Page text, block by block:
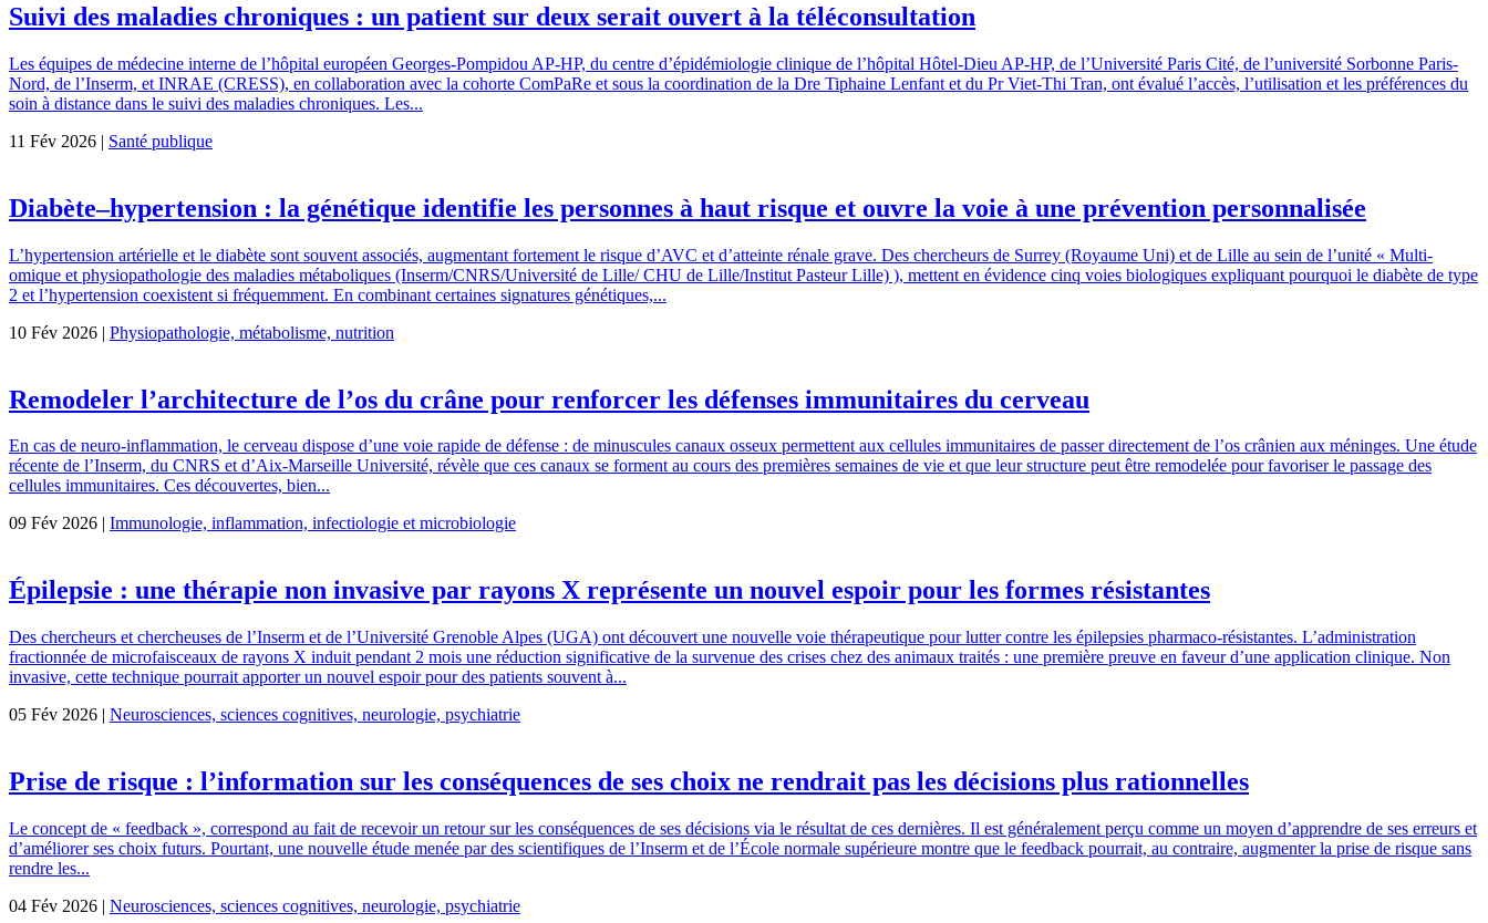
Suivi des maladies chroniques : un patient sur deux serait ouvert à la téléconsultation
Les équipes de médecine interne de l’hôpital européen Georges-Pompidou AP-HP, du centre d’épidémiologie clinique de l’hôpital Hôtel-Dieu AP-HP, de l’Université Paris Cité, de l’université Sorbonne Paris-
Nord, de l’Inserm, et INRAE (CRESS), en collaboration avec la cohorte ComPaRe et sous la coordination de la Dre Tiphaine Lenfant et du Pr Viet-Thi Tran, ont évalué l’accès, l’utilisation et les préférences du
soin à distance dans le suivi des maladies chroniques. Les...
11 Fév 2026 | Santé publique
Diabète–hypertension : la génétique identifie les personnes à haut risque et ouvre la voie à une prévention personnalisée
L’hypertension artérielle et le diabète sont souvent associés, augmentant fortement le risque d’AVC et d’atteinte rénale grave. Des chercheurs de Surrey (Royaume Uni) et de Lille au sein de l’unité « Multi-
omique et physiopathologie des maladies métaboliques (Inserm/CNRS/Université de Lille/ CHU de Lille/Institut Pasteur Lille) ), mettent en évidence cinq voies biologiques expliquant pourquoi le diabète de type
2 et l’hypertension coexistent si fréquemment. En combinant certaines signatures génétiques,...
10 Fév 2026 | Physiopathologie, métabolisme, nutrition
Remodeler l’architecture de l’os du crâne pour renforcer les défenses immunitaires du cerveau
En cas de neuro-inflammation, le cerveau dispose d’une voie rapide de défense : de minuscules canaux osseux permettent aux cellules immunitaires de passer directement de l’os crânien aux méninges. Une étude
récente de l’Inserm, du CNRS et d’Aix-Marseille Université, révèle que ces canaux se forment au cours des premières semaines de vie et que leur structure peut être remodelée pour favoriser le passage des
cellules immunitaires. Ces découvertes, bien...
09 Fév 2026 | Immunologie, inflammation, infectiologie et microbiologie
Épilepsie : une thérapie non invasive par rayons X représente un nouvel espoir pour les formes résistantes
Des chercheurs et chercheuses de l’Inserm et de l’Université Grenoble Alpes (UGA) ont découvert une nouvelle voie thérapeutique pour lutter contre les épilepsies pharmaco-résistantes. L’administration
fractionnée de microfaisceaux de rayons X induit pendant 2 mois une réduction significative de la survenue des crises chez des animaux traités : une première preuve en faveur d’une application clinique. Non
invasive, cette technique pourrait apporter un nouvel espoir pour des patients souvent à...
05 Fév 2026 | Neurosciences, sciences cognitives, neurologie, psychiatrie
Prise de risque : l’information sur les conséquences de ses choix ne rendrait pas les décisions plus rationnelles
Le concept de « feedback », correspond au fait de recevoir un retour sur les conséquences de ses décisions via le résultat de ces dernières. Il est généralement perçu comme un moyen d’apprendre de ses erreurs et
d’améliorer ses choix futurs. Pourtant, une nouvelle étude menée par des scientifiques de l’Inserm et de l’École normale supérieure montre que le feedback pourrait, au contraire, augmenter la prise de risque sans
rendre les...
04 Fév 2026 | Neurosciences, sciences cognitives, neurologie, psychiatrie